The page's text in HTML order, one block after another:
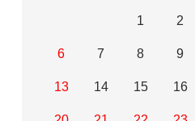
1 2
6 7 8 9
13 14 15 16